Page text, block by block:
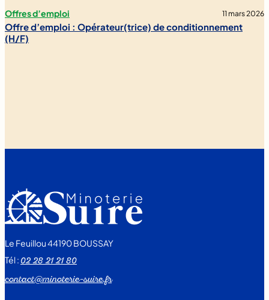
Offres d’emploi 11 mars 2026
Offre d’emploi : Opérateur(trice) de conditionnement
(H/F)
Le Feuillou 44190 BOUSSAY
Tél :02 28 21 21 80
contact@minoterie-suire.fr